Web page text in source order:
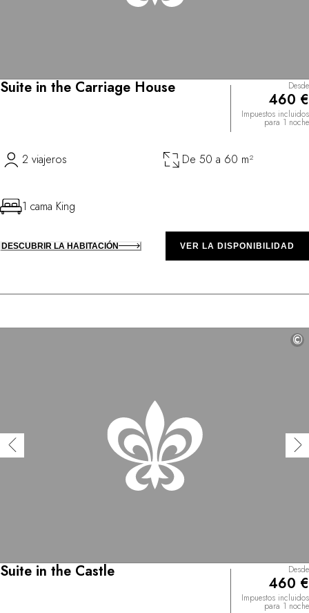
Suite in the Carriage House Desde
460 €
Impuestos incluidos
para 1 noche
2 viajeros De 50 a 60 m²
1 cama King
DESCUBRIR LA HABITACIÓN VER LA DISPONIBILIDAD
©
Suite in the Castle Desde
460 €
Impuestos incluidos
para 1 noche